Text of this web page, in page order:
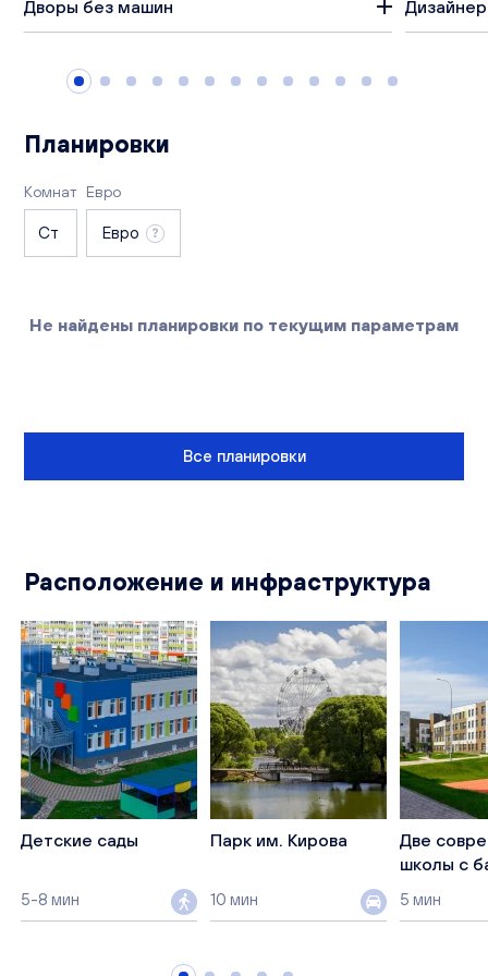
Вакансии
Дворы без машин
Планировки
Комнат
Ст
Евро
Евро
Все планировки
Не найдены планировки по текущим параметрам
Расположение и инфраструктура
Детские сады
5-8 мин
Парк им. Кирова
10 мин
Две
школы с
5 мин